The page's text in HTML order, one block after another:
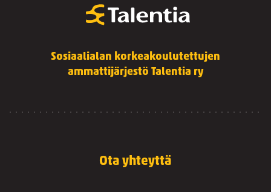
Sosiaalialan korkeakoulutettujen
ammattijärjestö Talentia ry
Ota yhteyttä